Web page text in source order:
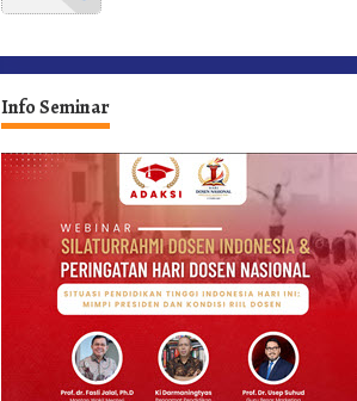
Info Seminar